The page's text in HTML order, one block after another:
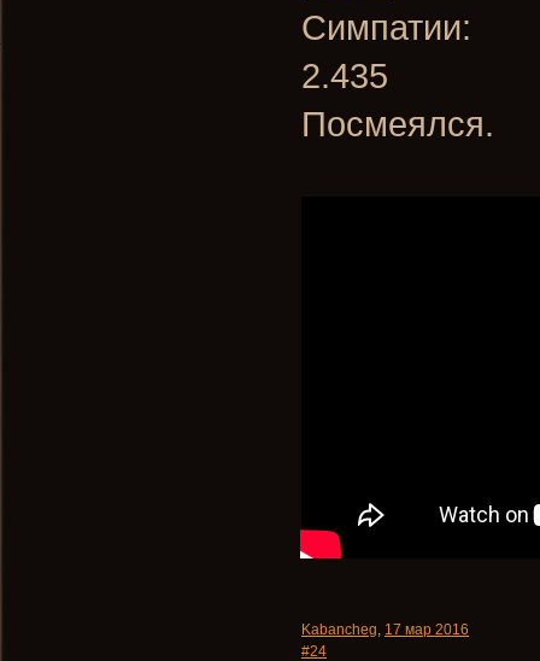
Симпатии:
2.435
Посмеялся.
Kabancheg, 17 мар 2016
#24